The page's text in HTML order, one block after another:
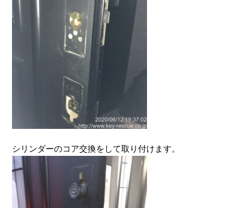
シリンダーのコア交換をして取り付けます。